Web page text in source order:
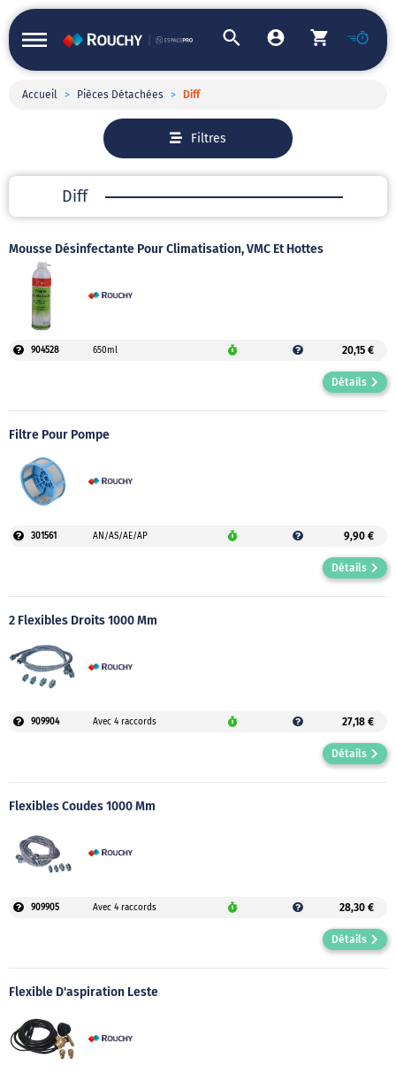
Accueil > Pièces Détachées > Diff
Filtres
Diff
Mousse Désinfectante Pour Climatisation, VMC Et Hottes
904528 650ml 20,15 €
Détails
Filtre Pour Pompe
301561 AN/AS/AE/AP 9,90 €
Détails
2 Flexibles Droits 1000 Mm
909904 Avec 4 raccords 27,18 €
Détails
Flexibles Coudes 1000 Mm
909905 Avec 4 raccords 28,30 €
Détails
Flexible D'aspiration Leste